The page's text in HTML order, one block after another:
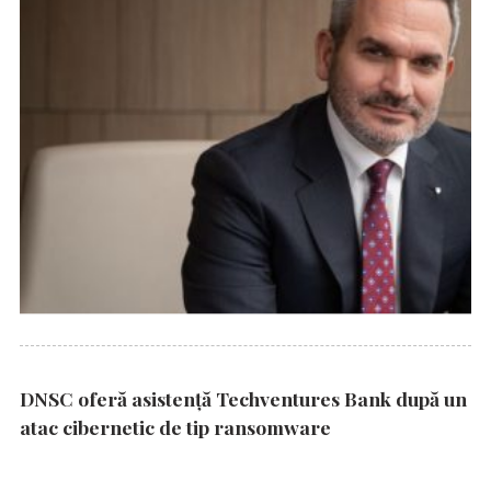
DNSC oferă asistență Techventures Bank după un
atac cibernetic de tip ransomware